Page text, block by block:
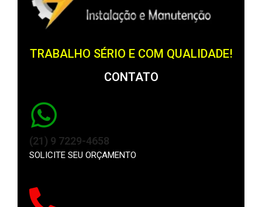
TRABALHO SÉRIO E COM QUALIDADE!
CONTATO
(21) 9 7229-4658
SOLICITE SEU ORÇAMENTO